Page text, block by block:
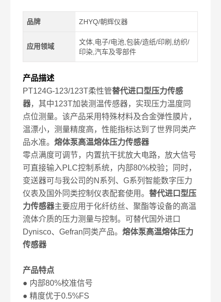
品牌 ZHYQ/朝辉仪器
应用领域
文体,电子/电池,包装/造纸/印刷,纺织/
印染,汽车及零部件
产品描述
PT124G-123/123T柔性管替代进口型压力传感
器，其中123T加装测温传感器，实现压力温度同
点位测量。该产品采用特殊材料及合金弹性膜片，
温漂小，测量精度高，性能指标达到了世界同类产
品水准。熔体泵高温熔体压力传感器
零点满度可调节，内置抗干扰放大电路，放大信号
可直接输入PLC控制系统，内部80%校验；同时，
变送器可与我公司的N系列、G系列智能数字压力
仪表及国外同类控制仪表配套使用。替代进口型压
力传感器主要应用于化纤纺丝、聚酯等设备的高温
流体介质的压力测量与控制。可替代国外进口
Dynisco、Gefran同类产品。熔体泵高温熔体压力
传感器
产品特点
● 内部80%校准信号
● 精度优于0.5%FS